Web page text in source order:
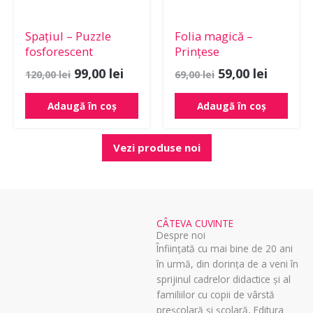
Spațiul – Puzzle
fosforescent
120,00lei 99,00 lei
Adaugă în coș
Folia magică –
Prințese
69,00lei 59,00 lei
Adaugă în coș
Vezi produse noi
CÂTEVA CUVINTE
Despre noi
Înființată cu mai bine de 20 ani
în urmă, din dorința de a veni în
sprijinul cadrelor didactice și al
familiilor cu copii de vârstă
preșcolară și școlară, Editura